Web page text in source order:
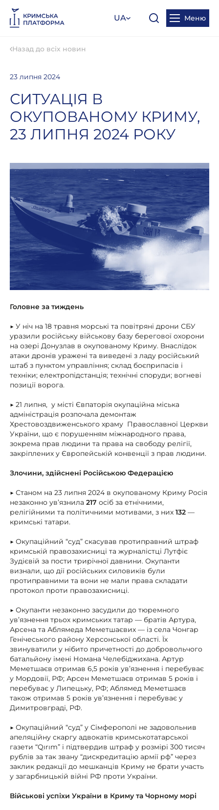
UA Меню
Назад до всіх новин
23 липня 2024
СИТУАЦІЯ В
ОКУПОВАНОМУ КРИМУ,
23 ЛИПНЯ 2024 РОКУ
Головне за тиждень
▶ У ніч на 18 травня морські та повітряні дрони СБУ
уразили російську військову базу берегової охорони
на озері Донузлав в окупованому Криму. Внаслідок
атаки дронів уражені та виведені з ладу російський
штаб з пунктом управління; склад боєприпасів і
техніки; електропідстанція; технічні споруди; вогневі
позиції ворога.
▶ 21 липня, у місті Євпаторія окупаційна міська
адміністрація розпочала демонтаж
Хрестовоздвиженського храму Православної Церкви
України, що є порушенням міжнародного права,
зокрема прав людини та права на свободу релігії,
закріплених у Європейській конвенції з прав людини.
Злочини, здійснені Російською Федерацією
▶ Станом на 23 липня 2024 в окупованому Криму Росія
незаконно ув’язнила 217 осіб за етнічними,
релігійними та політичними мотивами, з них 132 —
кримські татари.
▶ Окупаційний “суд” скасував протиправний штраф
кримській правозахисниці та журналістці Лутфіє
Зудієвій за пости трирічної давнини. Окупанти
визнали, що дії російських силовиків були
протиправними та вони не мали права складати
протокол проти правозахисниці.
▶ Окупанти незаконно засудили до тюремного
ув’язнення трьох кримських татар — братів Артура,
Арсена та Аблямеда Меметшаєвих — із села Чонгар
Генічеського району Херсонської області. Їх
звинуватили у нібито причетності до добровольчого
батальйону імені Номана Челебіджихана. Артур
Меметшаєв отримав 6,5 років ув’язнення і перебуває
у Мордовії, РФ; Арсен Меметшаєв отримав 5 років і
перебуває у Липецьку, РФ; Аблямед Меметшаєв
також отримав 5 років ув’язнення і перебуває у
Димитровграді, РФ.
▶ Окупаційний “суд” у Сімферополі не задовольнив
апеляційну скаргу адвокатів кримськотатарської
газети “Qırım” і підтвердив штраф у розмірі 300 тисяч
рублів за так звану “дискредитацію армії рф” через
заклик редакції до мешканців Криму не брати участь
у загарбницькій війні РФ проти України.
Військові успіхи України в Криму та Чорному морі